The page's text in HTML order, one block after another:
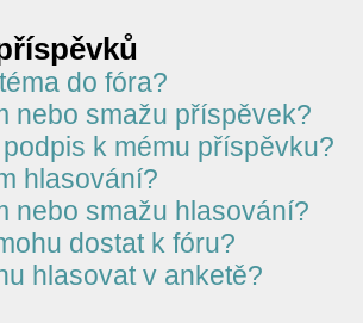
do fóra?
nebo smažu příspěvek?
k mému příspěvku?
hlasování?
nebo smažu hlasování?
dostat k fóru?
hlasovat v anketě?